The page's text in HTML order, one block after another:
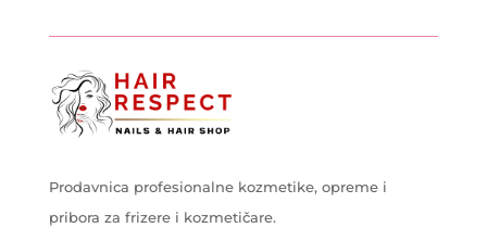
Prodavnica profesionalne kozmetike, opreme i
pribora za frizere i kozmetičare.